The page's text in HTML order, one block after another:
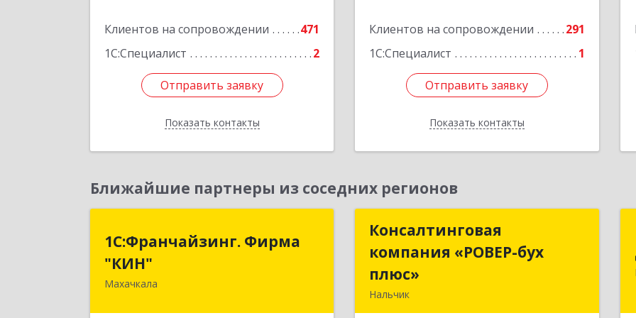
Клиентов на сопровождении
471
1С:Специалист
2
Отправить заявку
Показать контакты
Отправить заявку
Назад
Клиентов на сопровождении
291
1С:Специалист
1
Отправить заявку
Показать контакты
Отправить заявку
Назад
Ближайшие партнеры из соседних регионов
1С:Франчайзинг. Фирма
"КИН"
Махачкала
1С:Франчайзинг. Фирма
"КИН"
367030, Дагестан Респ, Махачкала г,
Консалтинговая
компания «РОВЕР-бух
плюс»
Нальчик
Консалтинговая
компания «РОВЕР-бух